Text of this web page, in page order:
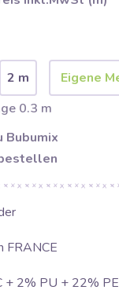
2 m
0.3 m
Bubumix
FRANCE
+ 2% PU + 22% PE